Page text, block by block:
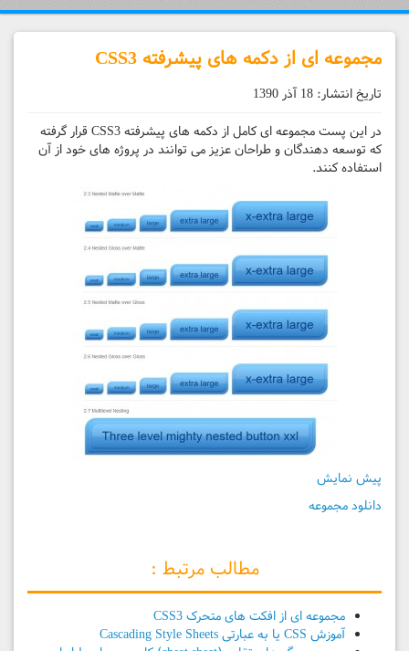
مجموعه ای از دکمه های پیشرفته CSS3
تاریخ انتشار: 18 آذر 1390
در این پست مجموعه ای کامل از دکمه های پیشرفته CSS3 قرار گرفته
که توسعه دهندگان و طراحان عزیز می توانند در پروژه های خود از آن
استفاده کنند.
پیش نمایش
دانلود مجموعه
مطالب مرتبط :
مجموعه ای از افکت های متحرک CSS3
آموزش CSS یا به عبارتی Cascading Style Sheets